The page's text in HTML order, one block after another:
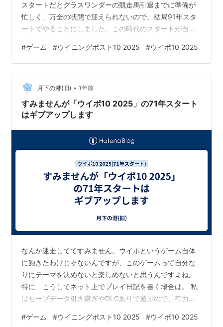
スタートだとグラスワンダーの競走馬引退までに準備が
忙しく、万全の状態で迎えられないので、結局91年スタ
ートでやることにしました。この時代のスタートが自分
ート。最初の所有馬はもちろんナイスネイチャ。 1/3ナイ
スネイチャが京成杯で2着。勝ったのはCOMレオダーバ
ン。 2/2ナイスネイチャに「ゲート練習」2/4ナイスネイ
チャにウマソナ「努力上手」付いた。 3/1ウォーキングマ
シン2個目(2段階目)の工事開始。ナイスネイチャがすみ
れSで2…
#ゲーム #ウイニングポスト10 2025 #ウイポ10 2025
月下の港(旧) • 1年前
すみませんが「ウイポ10 2025」の71年スタート
はギブアップします
なんか迷走しててすみません。ウイポというゲーム自体
に飽きたわけじゃないんですが、このゲームって自分な
りにテーマを決めないと楽しめないと思うんですよね。
特に、こうしてネット上でプレイ日記を書く場合は。 私
はセーブデータ引き継ぎやDLCありで遊ぶので、有力な
が、ただ単に勝つだけでは面白くない。自分の好きな血
#ゲーム #ウイニングポスト10 2025 #ウイポ10 2025